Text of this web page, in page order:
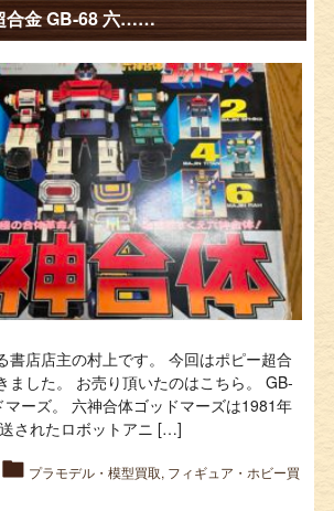
合金 GB-68 六……
書店店主の村上です。 今回はポピー超合
ました。 お売り頂いたのはこちら。 GB-
ーズ。 六神合体ゴッドマーズは1981年
されたロボットアニ […]
プラモデル・模型買取, フィギュア・ホビー買